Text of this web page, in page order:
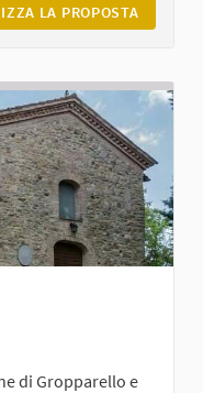
LA PROPOSTA
di Gropparello e